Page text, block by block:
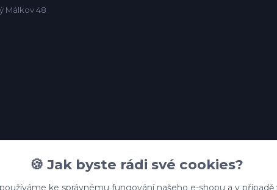
Málkov 48
🍪 Jak byste rádi své cookies?
ke správnému fungování našeho e-shopu a v případě